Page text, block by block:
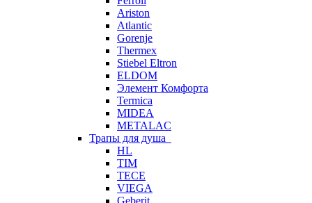
Ariston
Atlantic
Gorenje
Thermex
Stiebel Eltron
ELDOM
Элемент Комфорта
Termica
MIDEA
METALAC
Трапы для душа
HL
TIM
TECE
VIEGA
Geberit